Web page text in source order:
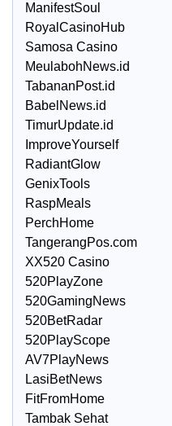
ManifestSoul
RoyalCasinoHub
Samosa Casino
MeulabohNews.id
TabananPost.id
BabelNews.id
TimurUpdate.id
ImproveYourself
RadiantGlow
GenixTools
RaspMeals
PerchHome
TangerangPos.com
XX520 Casino
520PlayZone
520GamingNews
520BetRadar
520PlayScope
AV7PlayNews
LasiBetNews
FitFromHome
Tambak Sehat